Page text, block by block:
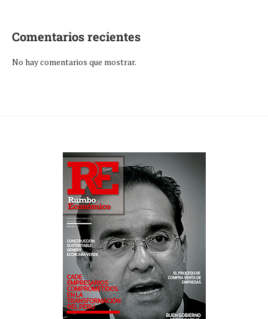
Comentarios recientes
No hay comentarios que mostrar.